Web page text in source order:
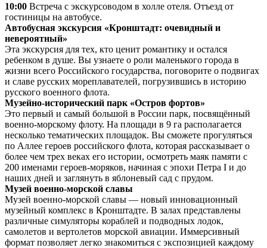
10:00 Встреча с экскурсоводом в холле отеля. Отъезд от
гостиницы на автобусе.
Автобусная экскурсия «Кронштадт: очевидный и
невероятный»
Эта экскурсия для тех, кто ценит романтику и остался
ребенком в душе. Вы узнаете о роли маленького города в
жизни всего Российского государства, поговорите о подвигах
и славе русских мореплавателей, погрузившись в историю
русского военного флота.
Музейно-исторический парк «Остров фортов»
Это первый и самый большой в России парк, посвящённый
военно-морскому флоту. На площади в 9 га располагается
несколько тематических площадок. Вы сможете прогуляться
по Аллее героев российского флота, которая рассказывает о
более чем трех веках его истории, осмотреть маяк памяти с
200 именами героев-моряков, начиная с эпохи Петра I и до
наших дней и заглянуть в яблоневый сад с прудом.
Музей военно-морской славы
Музей военно-морской славы — новый инновационный
музейный комплекс в Кронштадте. В залах представлены
различные симуляторы кораблей и подводных лодок,
самолетов и вертолетов морской авиации. Иммерсивный
формат позволяет легко знакомиться с экспозицией каждому